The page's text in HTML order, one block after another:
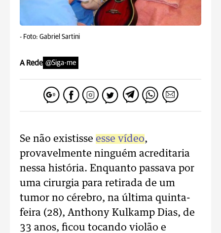
- Foto: Gabriel Sartini
A Rede @Siga-me
Se não existisse esse vídeo,
provavelmente ninguém acreditaria
nessa história. Enquanto passava por
uma cirurgia para retirada de um
tumor no cérebro, na última quinta-
feira (28), Anthony Kulkamp Dias, de
33 anos, ficou tocando violão e